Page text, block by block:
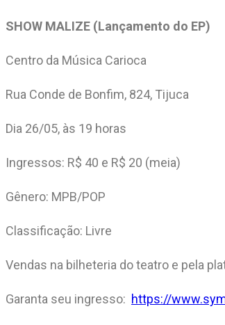
SHOW MALIZE (Lançamento do EP)
Centro da Música Carioca
Rua Conde de Bonfim, 824, Tijuca
Dia 26/05, às 19 horas
Ingressos: R$ 40 e R$ 20 (meia)
Gênero: MPB/POP
Classificação: Livre
Vendas na bilheteria do teatro e pela
Garanta seu ingresso: https://